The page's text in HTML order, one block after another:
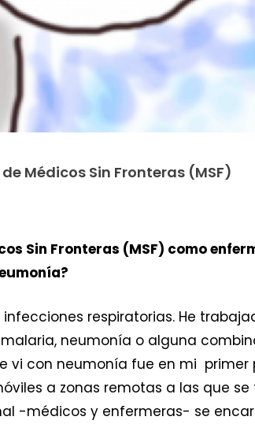
Médicos Sin Fronteras (MSF)
Sin Fronteras (MSF) como
respiratorias. He
neumonía o alguna
vi con neumonía fue en mi
a zonas remotas a las que
-médicos y enfermeras- se